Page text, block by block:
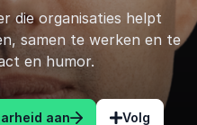
die organisaties helpt
samen te werken en te
en humor.
aan Volg